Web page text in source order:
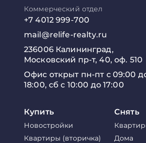
Коммерческий отдел
+7 4012 999-700
mail@relife-realty.ru
236006 Калининград,
Московский пр-т, 40, оф. 510
Офис открыт пн-пт с 09:00
18:00, сб с 10:00 до 17:00
Купить
Новостройки
Квартиры (вторичка)
Снять
Дома